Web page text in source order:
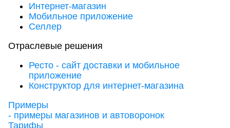
Интернет-магазин
Мобильное приложение
Селлер
Отраслевые решения
Ресто - сайт доставки и мобильное
приложение
Конструктор для интернет-магазина
Примеры
- примеры магазинов и автоворонок
Тарифы